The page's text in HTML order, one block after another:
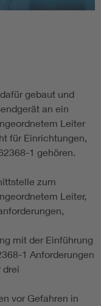
gebaut und
an ein
Leiter
für Einrichtungen,
1 gehören.
zum
Leiter,
mit der Einführung
1 Anforderungen
drei
vor Gefahren in